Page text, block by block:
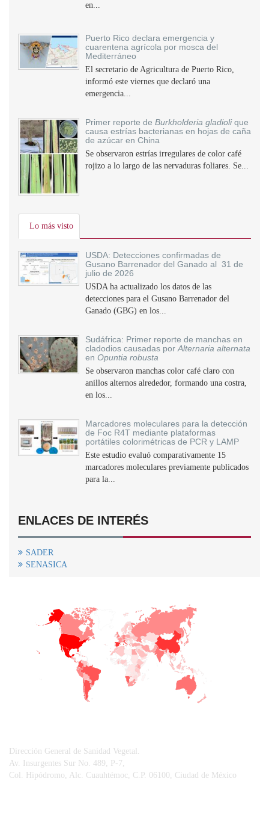
en...
Puerto Rico declara emergencia y
cuarentena agrícola por mosca del
Mediterráneo
El secretario de Agricultura de Puerto Rico,
informó este viernes que declaró una
emergencia...
Primer reporte de Burkholderia gladiolique
causa estrías bacterianas en hojas de caña
de azúcar en China
Se observaron estrías irregulares de color café
rojizo a lo largo de las nervaduras foliares. Se...
Lo más visto
USDA: Detecciones confirmadas de
Gusano Barrenador del Ganado al 31 de
julio de 2026
USDA ha actualizado los datos de las
detecciones para el Gusano Barrenador del
Ganado (GBG) en los...
Sudáfrica: Primer reporte de manchas en
cladodios causadas por Alternaria alternata
en Opuntia robusta
Se observaron manchas color café claro con
anillos alternos alrededor, formando una costra,
en los...
Marcadores moleculares para la detección
de Foc R4T mediante plataformas
portátiles colorimétricas de PCR y LAMP
Este estudio evaluó comparativamente 15
marcadores moleculares previamente publicados
para la...
ENLACES DE INTERÉS
SADER
SENASICA
Dirección General de Sanidad Vegetal.
Av. Insurgentes Sur No. 489, P-7,
Col. Hipódromo, Alc. Cuauhtémoc, C.P. 06100, Ciudad de México